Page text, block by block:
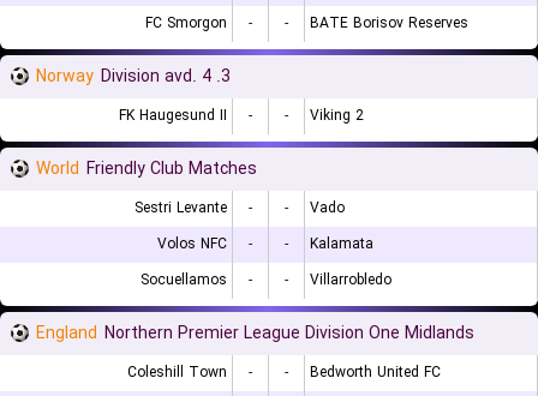
FC Smorgon
- - BATE Borisov Reserves
Norway 3. Division avd. 4
FK Haugesund II - - Viking 2
World Friendly Club Matches
Sestri Levante - -
Vado
Volos NFC
- -
Kalamata
Socuellamos
- - Villarrobledo
England Northern Premier League Division One Midlands
Coleshill Town - - Bedworth United FC